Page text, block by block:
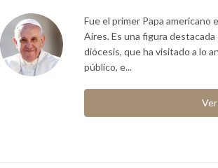
Fue el primer Papa
Aires. Es una figura
diócesis, que ha visitado a lo
público, e...